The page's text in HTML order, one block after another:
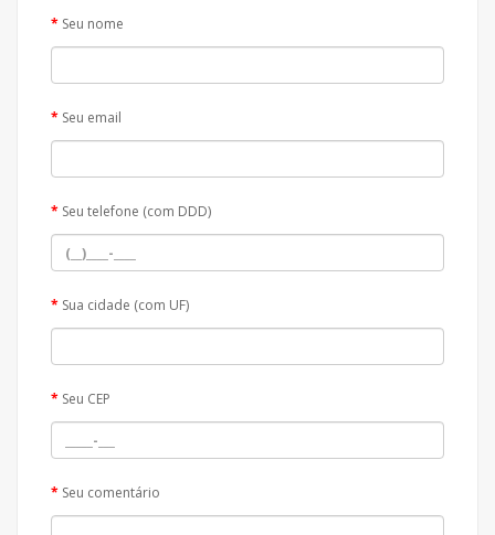
Seu nome
Seu email
Seu telefone (com DDD)
Sua cidade (com UF)
Seu CEP
Seu comentário